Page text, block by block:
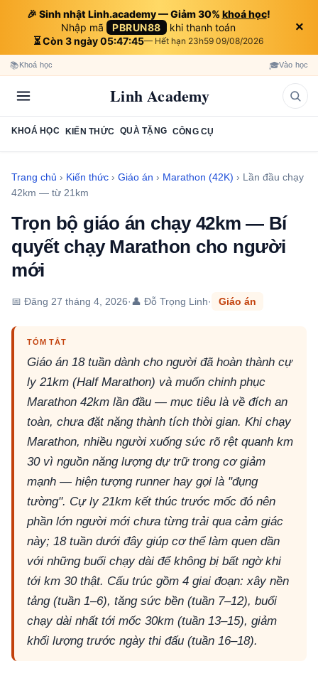
🎉 Sinh nhật Linh.academy — Giảm 30% khoá học!
Nhập mã PBRUN88 khi thanh toán
⏳ Còn 3 ngày 05:47:44— Hết hạn 23h59 09/08/2026
×
📚Khoá học 🎓Vào học
Linh Academy
KHOÁ HỌC KIẾN THỨC QUÀ TẶNG CÔNG CỤ
Trang chủ › Kiến thức › Giáo án › Marathon (42K) › Lần đầu chạy
42km — từ 21km
Trọn bộ giáo án chạy 42km — Bí
quyết chạy Marathon cho người
mới
📅 Đăng 27 tháng 4, 2026·👤 Đỗ Trọng Linh· Giáo án
TÓM TẮT
Giáo án 18 tuần dành cho người đã hoàn thành cự
ly 21km (Half Marathon) và muốn chinh phục
Marathon 42km lần đầu — mục tiêu là về đích an
toàn, chưa đặt nặng thành tích thời gian. Khi chạy
Marathon, nhiều người xuống sức rõ rệt quanh km
30 vì nguồn năng lượng dự trữ trong cơ giảm
mạnh — hiện tượng runner hay gọi là "đụng
tường". Cự ly 21km kết thúc trước mốc đó nên
phần lớn người mới chưa từng trải qua cảm giác
này; 18 tuần dưới đây giúp cơ thể làm quen dần
với những buổi chạy dài để không bị bất ngờ khi
tới km 30 thật. Cấu trúc gồm 4 giai đoạn: xây nền
tảng (tuần 1–6), tăng sức bền (tuần 7–12), buổi
chạy dài nhất tới mốc 30km (tuần 13–15), giảm
khối lượng trước ngày thi đấu (tuần 16–18).